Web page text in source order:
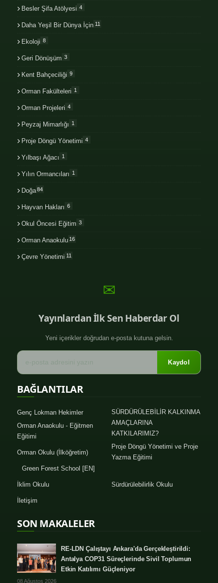
Besler Şifa Atölyesi 4
Daha Yeşil Bir Dünya İçin 11
Ekoloji 8
Geri Dönüşüm 3
Kent Bahçeciliği 9
Orman Fakülteleri 1
Orman Projeleri 4
Peyzaj Mimarlığı 1
Proje Döngü Yönetimi 4
Yılbaşı Ağacı 1
Yılın Ormancıları 1
Doğa84
Hayvan Hakları 6
Okul Öncesi Eğitim 3
Orman Anaokulu 16
Çevre Yönetimi 11
✉
Yayınlardan İlk Sen Haberdar Ol
Yeni içerikler doğrudan e-posta kutuna gelsin.
Kaydol
BAĞLANTILAR
Genç Lokman Hekimler
SÜRDÜRÜLEBİLİR KALKINMA
AMAÇLARINA
KATKILARIMIZ?
Orman Anaokulu - Eğitmen
Eğitimi
Proje Döngü Yönetimi ve Proje
Yazma Eğitimi
Orman Okulu (İlköğretim)
Green Forest School [EN]
İklim Okulu Sürdürülebilirlik Okulu
İletişim
SON MAKALELER
RE-LDN Çalıştayı Ankara'da Gerçekleştirildi:
Antalya COP31 Süreçlerinde Sivil Toplumun
Etkin Katılımı Güçleniyor
08 Ağustos 2026